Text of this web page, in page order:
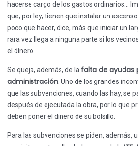
hacerse cargo de los gastos ordinarios…
que, por ley, tienen que instalar un
poco que hacer, dice, más que iniciar un
rara vez llega a ninguna parte si los
el dinero.
Se queja, además, de la falta de ayudas
administración . Uno de los grandes
que las subvenciones, cuando las hay, se
después de ejecutada la obra, por lo que
deben poner el dinero de su bolsillo.
Para las subvenciones se piden, además,